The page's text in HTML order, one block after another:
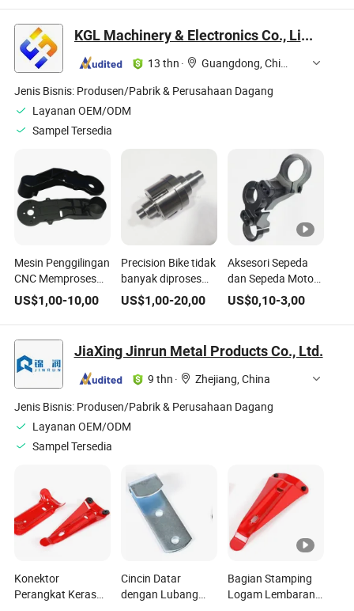
KGL Machinery & Electronics Co., Limited
13 thn ·
Guangdong, China
Jenis Bisnis: Produsen/Pabrik & Perusahaan Dagang
Layanan OEM/ODM
Sampel Tersedia
Mesin Penggilingan
CNC Memproses
Aksesori Aluminium
untuk Sepeda
US$1,00-10,00
Precision Bike tidak
banyak diproses
dengan sepeda
proses CNC
Aksesori
US$1,00-20,00
Aksesori Sepeda
dan Sepeda Motor
Aluminium
Anodized Kustom
US$0,10-3,00
JiaXing Jinrun Metal Products Co., Ltd.
9 thn ·
Zhejiang, China
Jenis Bisnis: Produsen/Pabrik & Perusahaan Dagang
Layanan OEM/ODM
Sampel Tersedia
Konektor
Perangkat Keras
Cincin Datar
dengan Lubang
Bagian Stamping
Logam Lembaran